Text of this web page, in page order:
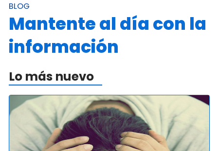
BLOG
Mantente al día con la
información
Lo más nuevo